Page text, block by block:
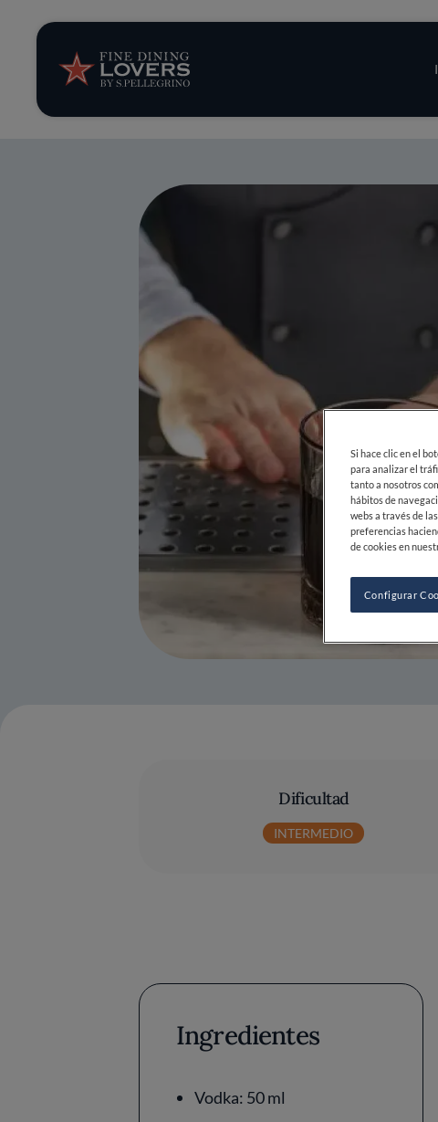
Opinión y
Recetas
Consejos y
Series
Dificultad
INTERMEDIO
Ingredientes
Vodka: 50 ml
Si hace clic en el
para analizar el
tanto a nosotros
hábitos de
webs a través de
preferencias
de cookies en
Configurar